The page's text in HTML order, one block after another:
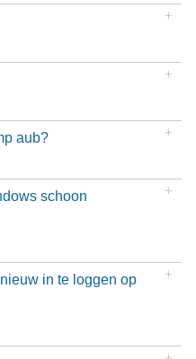
aub?
schoon
in te loggen op